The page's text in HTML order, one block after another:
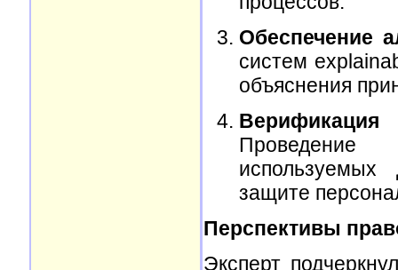
Обеспечение
систем
объяснения
Проведение
используемых
защите
Перспективы
Эксперт